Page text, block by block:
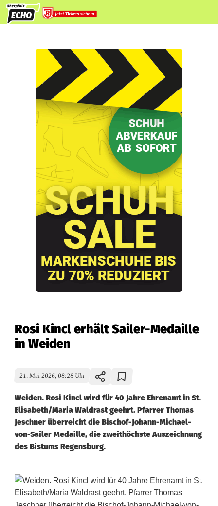
Rosi Kincl erhält Sailer-Medaille
in Weiden
21. Mai 2026, 08:28 Uhr
Weiden. Rosi Kincl wird für 40 Jahre Ehrenamt in St.
Elisabeth/Maria Waldrast geehrt. Pfarrer Thomas
Jeschner überreicht die Bischof-Johann-Michael-
von-Sailer Medaille, die zweithöchste Auszeichnung
des Bistums Regensburg.